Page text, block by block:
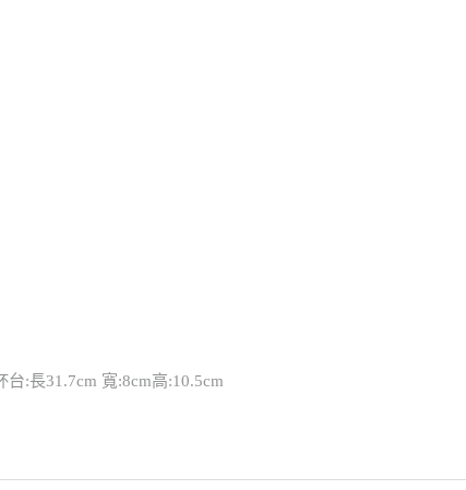
:長31.7cm 寬:8cm高:10.5cm